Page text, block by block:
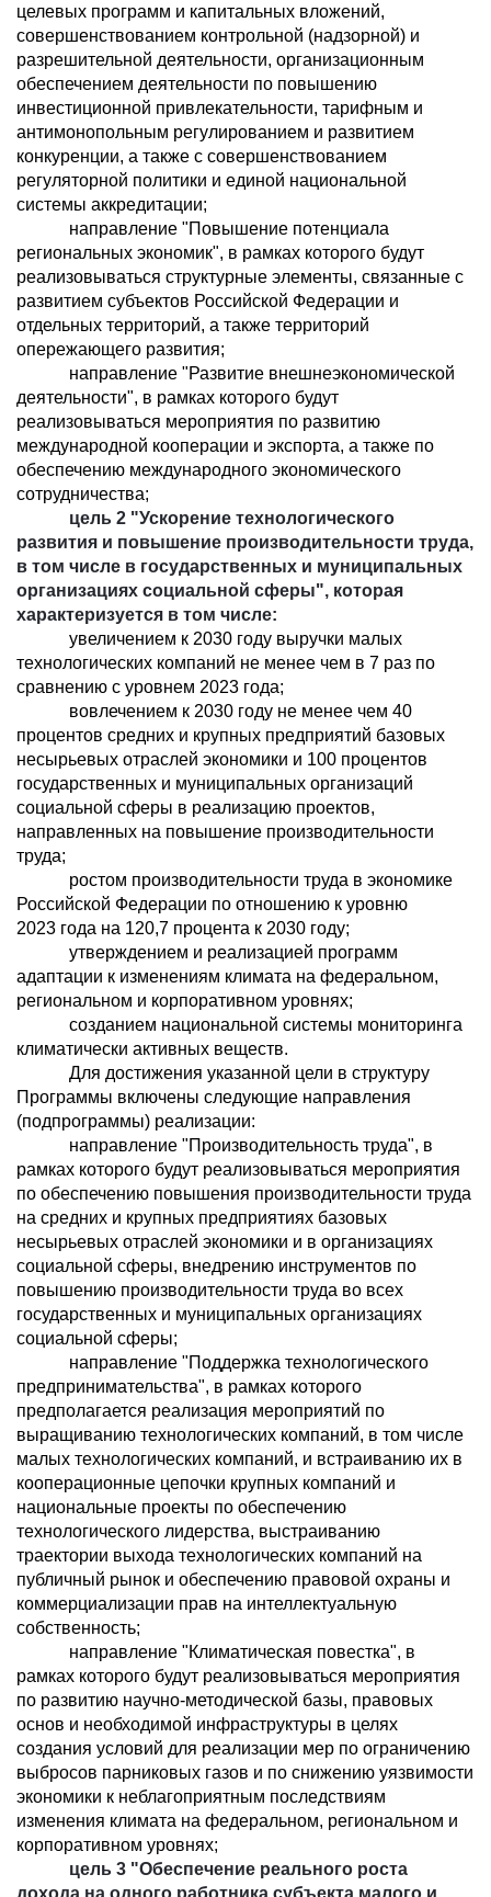
целевых программ и капитальных вложений,
совершенствованием контрольной (надзорной) и
разрешительной деятельности, организационным
обеспечением деятельности по повышению
инвестиционной привлекательности, тарифным и
антимонопольным регулированием и развитием
конкуренции, а также с совершенствованием
регуляторной политики и единой национальной
системы аккредитации;
направление "Повышение потенциала
региональных экономик", в рамках которого будут
реализовываться структурные элементы, связанные с
развитием субъектов Российской Федерации и
отдельных территорий, а также территорий
опережающего развития;
направление "Развитие внешнеэкономической
деятельности", в рамках которого будут
реализовываться мероприятия по развитию
международной кооперации и экспорта, а также по
обеспечению международного экономического
сотрудничества;
цель 2 "Ускорение технологического
развития и повышение производительности труда,
в том числе в государственных и муниципальных
организациях социальной сферы", которая
характеризуется в том числе:
увеличением к 2030 году выручки малых
технологических компаний не менее чем в 7 раз по
сравнению с уровнем 2023 года;
вовлечением к 2030 году не менее чем 40
процентов средних и крупных предприятий базовых
несырьевых отраслей экономики и 100 процентов
государственных и муниципальных организаций
социальной сферы в реализацию проектов,
направленных на повышение производительности
труда;
ростом производительности труда в экономике
Российской Федерации по отношению к уровню
2023 года на 120,7 процента к 2030 году;
утверждением и реализацией программ
адаптации к изменениям климата на федеральном,
региональном и корпоративном уровнях;
созданием национальной системы мониторинга
климатически активных веществ.
Для достижения указанной цели в структуру
Программы включены следующие направления
(подпрограммы) реализации:
направление "Производительность труда", в
рамках которого будут реализовываться мероприятия
по обеспечению повышения производительности труда
на средних и крупных предприятиях базовых
несырьевых отраслей экономики и в организациях
социальной сферы, внедрению инструментов по
повышению производительности труда во всех
государственных и муниципальных организациях
социальной сферы;
направление "Поддержка технологического
предпринимательства", в рамках которого
предполагается реализация мероприятий по
выращиванию технологических компаний, в том числе
малых технологических компаний, и встраиванию их в
кооперационные цепочки крупных компаний и
национальные проекты по обеспечению
технологического лидерства, выстраиванию
траектории выхода технологических компаний на
публичный рынок и обеспечению правовой охраны и
коммерциализации прав на интеллектуальную
собственность;
направление "Климатическая повестка", в
рамках которого будут реализовываться мероприятия
по развитию научно-методической базы, правовых
основ и необходимой инфраструктуры в целях
создания условий для реализации мер по ограничению
выбросов парниковых газов и по снижению уязвимости
экономики к неблагоприятным последствиям
изменения климата на федеральном, региональном и
корпоративном уровнях;
цель 3 "Обеспечение реального роста